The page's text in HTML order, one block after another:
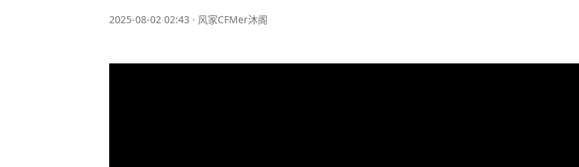
2025-08-02 02:43 · 风家CFMer沐阁